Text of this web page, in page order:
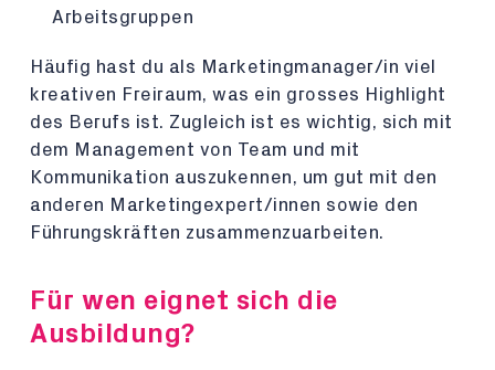
Arbeitsgruppen
Häufig hast du als Marketingmanager/in viel
kreativen Freiraum, was ein grosses Highlight
des Berufs ist. Zugleich ist es wichtig, sich mit
dem Management von Team und mit
Kommunikation auszukennen, um gut mit den
anderen Marketingexpert/innen sowie den
Führungskräften zusammenzuarbeiten.
Für wen eignet sich die
Ausbildung?